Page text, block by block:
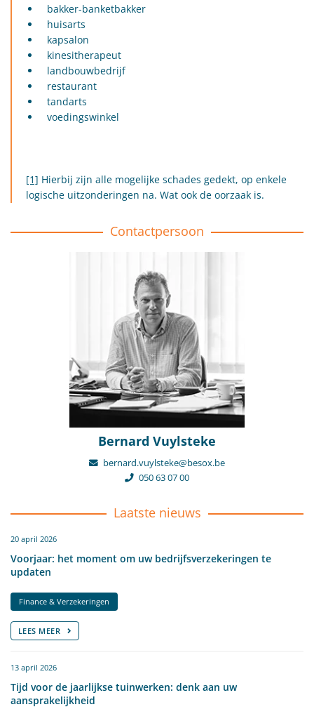
bakker-banketbakker
huisarts
kapsalon
kinesitherapeut
landbouwbedrijf
restaurant
tandarts
voedingswinkel
[1] Hierbij zijn alle mogelijke schades gedekt, op enkele
logische uitzonderingen na. Wat ook de oorzaak is.
Contactpersoon
Bernard Vuylsteke
bernard.vuylsteke@besox.be
050 63 07 00
Laatste nieuws
20 april 2026
Voorjaar: het moment om uw bedrijfsverzekeringen te
updaten
Finance & Verzekeringen
LEES MEER
13 april 2026
Tijd voor de jaarlijkse tuinwerken: denk aan uw
aansprakelijkheid